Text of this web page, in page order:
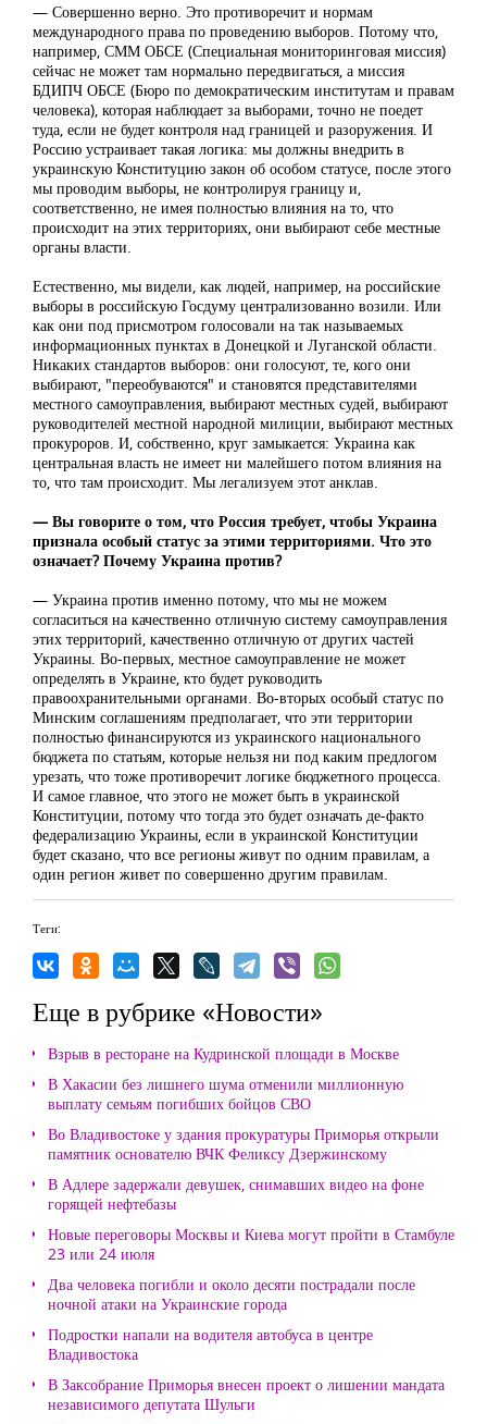
— Совершенно верно. Это противоречит и нормам
международного права по проведению выборов. Потому что,
например, СММ ОБСЕ (Специальная мониторинговая миссия)
сейчас не может там нормально передвигаться, а миссия
БДИПЧ ОБСЕ (Бюро по демократическим институтам и правам
человека), которая наблюдает за выборами, точно не поедет
туда, если не будет контроля над границей и разоружения. И
Россию устраивает такая логика: мы должны внедрить в
украинскую Конституцию закон об особом статусе, после этого
мы проводим выборы, не контролируя границу и,
соответственно, не имея полностью влияния на то, что
происходит на этих территориях, они выбирают себе местные
органы власти.
Естественно, мы видели, как людей, например, на российские
выборы в российскую Госдуму централизованно возили. Или
как они под присмотром голосовали на так называемых
информационных пунктах в Донецкой и Луганской области.
Никаких стандартов выборов: они голосуют, те, кого они
выбирают, "переобуваются" и становятся представителями
местного самоуправления, выбирают местных судей, выбирают
руководителей местной народной милиции, выбирают местных
прокуроров. И, собственно, круг замыкается: Украина как
центральная власть не имеет ни малейшего потом влияния на
то, что там происходит. Мы легализуем этот анклав.
— Вы говорите о том, что Россия требует, чтобы Украина
признала особый статус за этими территориями. Что это
означает? Почему Украина против?
— Украина против именно потому, что мы не можем
согласиться на качественно отличную систему самоуправления
этих территорий, качественно отличную от других частей
Украины. Во-первых, местное самоуправление не может
определять в Украине, кто будет руководить
правоохранительными органами. Во-вторых особый статус по
Минским соглашениям предполагает, что эти территории
полностью финансируются из украинского национального
бюджета по статьям, которые нельзя ни под каким предлогом
урезать, что тоже противоречит логике бюджетного процесса.
И самое главное, что этого не может быть в украинской
Конституции, потому что тогда это будет означать де-факто
федерализацию Украины, если в украинской Конституции
будет сказано, что все регионы живут по одним правилам, а
один регион живет по совершенно другим правилам.
Теги:
Еще в рубрике «Новости»
Взрыв в ресторане на Кудринской площади в Москве
В Хакасии без лишнего шума отменили миллионную
выплату семьям погибших бойцов СВО
Во Владивостоке у здания прокуратуры Приморья открыли
памятник основателю ВЧК Феликсу Дзержинскому
В Адлере задержали девушек, снимавших видео на фоне
горящей нефтебазы
Новые переговоры Москвы и Киева могут пройти в Стамбуле
23 или 24 июля
Два человека погибли и около десяти пострадали после
ночной атаки на Украинские города
Подростки напали на водителя автобуса в центре
Владивостока
В Заксобрание Приморья внесен проект о лишении мандата
независимого депутата Шульги